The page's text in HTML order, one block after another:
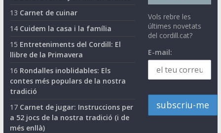
13 Carnet de cuinar
14 Cuidem la casa i la família
15 Entreteniments del Cordill: El
llibre de la Primavera
16 Rondalles inoblidables: Els
contes més populars de la nostra
tradició
17 Carnet de jugar: Instruccions per
a 52 jocs de la nostra tradició (i de
més enllà)
Vols rebre les
últimes novetats
del cordill.cat?
E-mail: